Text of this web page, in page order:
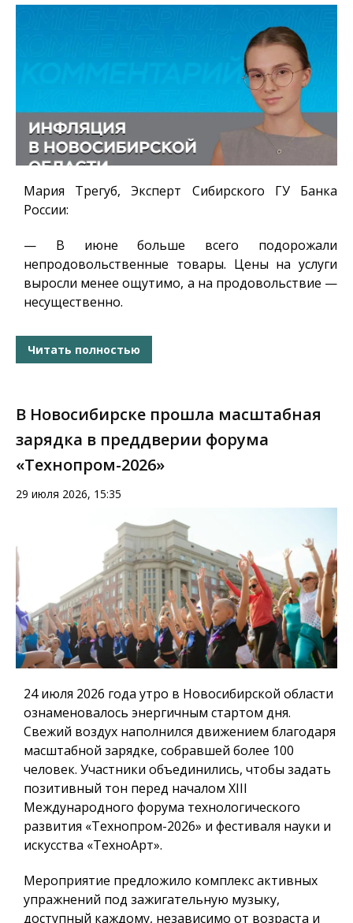
Мария Трегуб, Эксперт Сибирского ГУ Банка
России:
— В июне больше всего подорожали
непродовольственные товары. Цены на услуги
выросли менее ощутимо, а на продовольствие —
несущественно.
Читать полностью
В Новосибирске прошла масштабная
зарядка в преддверии форума
«Технопром-2026»
29 июля 2026, 15:35
24 июля 2026 года утро в Новосибирской области
ознаменовалось энергичным стартом дня.
Свежий воздух наполнился движением благодаря
масштабной зарядке, собравшей более 100
человек. Участники объединились, чтобы задать
позитивный тон перед началом XIII
Международного форума технологического
развития «Технопром-2026» и фестиваля науки и
искусства «ТехноАрт».
Мероприятие предложило комплекс активных
упражнений под зажигательную музыку,
доступный каждому, независимо от возраста и